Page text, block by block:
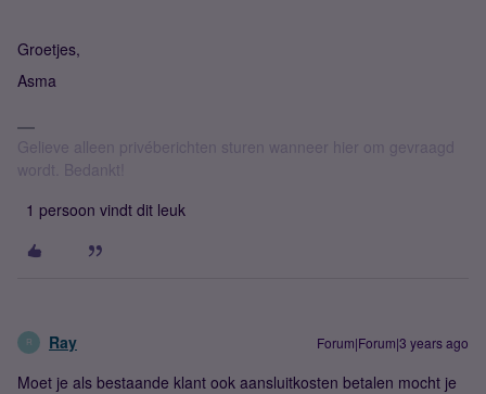
Groetjes,
Asma
Gelieve alleen privéberichten sturen wanneer hier om gevraagd
wordt. Bedankt!
1 persoon vindt dit leuk
R Ray Forum|Forum|3 years ago
Moet je als bestaande klant ook aansluitkosten betalen mocht je